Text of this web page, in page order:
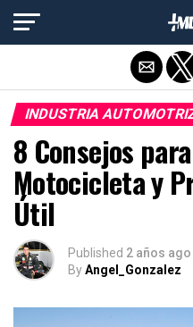
INDUSTRIA
8 Consejos
Motocicleta y
Útil
Published 2 años ago
ByAngel_Gonzalez
Salir de